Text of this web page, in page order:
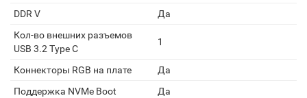
DDR V
Да
Кол-во внешних разъемов
USB 3.2 Type C
1
Коннекторы RGB на плате
Да
Поддержка NVMe Boot
Да